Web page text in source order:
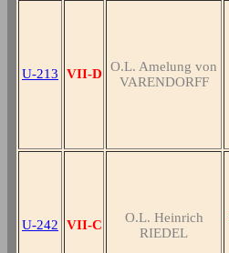
U-213 VII-D
O.L. Amelung von
VARENDORFF
U-242 VII-C
O.L. Heinrich
RIEDEL